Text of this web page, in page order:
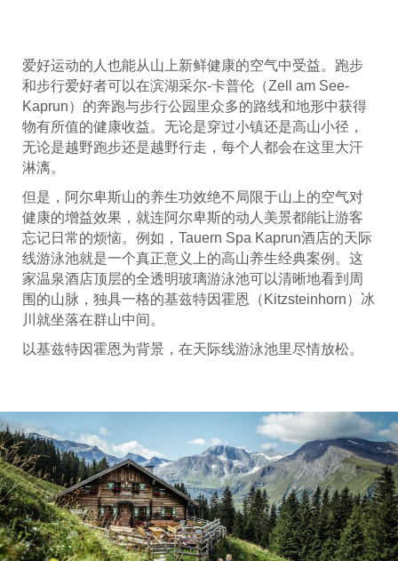
爱好运动的人也能从山上新鲜健康的空气中受益。跑步
和步行爱好者可以在滨湖采尔-卡普伦（Zell am See-
Kaprun）的奔跑与步行公园里众多的路线和地形中获得
物有所值的健康收益。无论是穿过小镇还是高山小径，
无论是越野跑步还是越野行走，每个人都会在这里大汗
淋漓。
但是，阿尔卑斯山的养生功效绝不局限于山上的空气对
健康的增益效果，就连阿尔卑斯的动人美景都能让游客
忘记日常的烦恼。例如，Tauern Spa Kaprun酒店的天际
线游泳池就是一个真正意义上的高山养生经典案例。这
家温泉酒店顶层的全透明玻璃游泳池可以清晰地看到周
围的山脉，独具一格的基兹特因霍恩（Kitzsteinhorn）冰
川就坐落在群山中间。
以基兹特因霍恩为背景，在天际线游泳池里尽情放松。